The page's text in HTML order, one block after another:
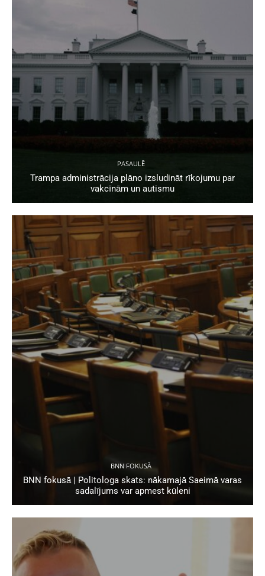
PASAULĒ
Trampa administrācija plāno izsludināt rīkojumu par
vakcīnām un autismu
BNN FOKUSĀ
BNN fokusā | Politologa skats: nākamajā Saeimā varas
sadalījums var apmest kūleni